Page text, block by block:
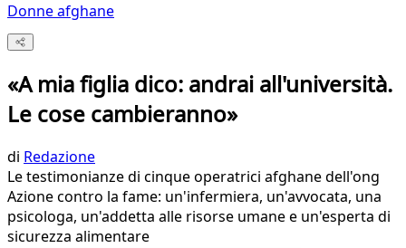
Donne afghane
«A mia figlia dico: andrai all'università.
Le cose cambieranno»
di Redazione
Le testimonianze di cinque operatrici afghane dell'ong
Azione contro la fame: un'infermiera, un'avvocata, una
psicologa, un'addetta alle risorse umane e un'esperta di
sicurezza alimentare